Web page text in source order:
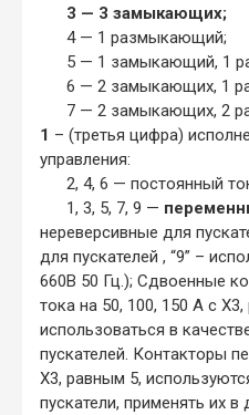
3 — 3 замыкающих;
4 — 1 размыкающий;
5 — 1 замыкающий, 1
6 — 2 замыкающих, 1
7 — 2 замыкающих, 2
1 – (третья цифра)
управления:
2, 4, 6 — постоянный
1, 3, 5, 7, 9 —
нереверсивные для
для пускателей , “9” –
660В 50 Гц.); Сдвоенные
тока на 50, 100, 150 А с
использоваться в
пускателей. Контакторы
X3, равным 5,
пускатели, применять их